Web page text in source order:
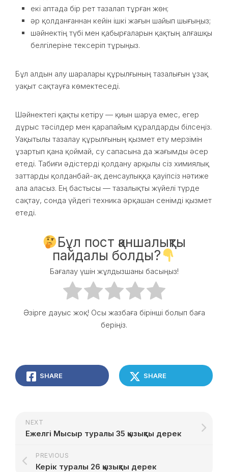
екі аптада бір рет тазалап тұрған жөн;
әр қолданғаннан кейін ішкі жағын шайып шығыңыз;
шәйнектің түбі мен қабырғаларын қақтың алғашқы
белгілеріне тексеріп тұрыңыз.
Бұл алдын алу шаралары құрылғының тазалығын ұзақ
уақыт сақтауға көмектеседі.
Шәйнектегі қақты кетіру — қиын шаруа емес, егер
дұрыс тәсілдер мен қарапайым құралдарды білсеңіз.
Уақытылы тазалау құрылғының қызмет ету мерзімін
ұзартып қана қоймай, су сапасына да жағымды әсер
етеді. Табиғи әдістерді қолдану арқылы сіз химиялық
заттарды қолданбай-ақ денсаулыққа қауіпсіз нәтиже
ала аласыз. Ең бастысы — тазалықты жүйелі түрде
сақтау, сонда үйдегі техника әрқашан сенімді қызмет
етеді.
Бұл пост қаншалықты
пайдалы болды?
Бағалау үшін жұлдызшаны басыңыз!
Әзірге дауыс жоқ! Осы жазбаға бірінші болып баға
беріңіз.
SHARE SHARE
NEXT
Ежелгі Мысыр туралы 35 қызықты дерек
PREVIOUS
Керік туралы 26 қызықты дерек